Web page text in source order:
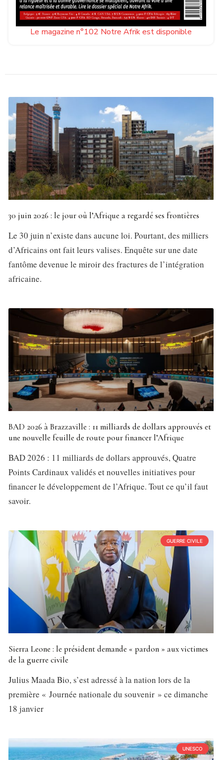
Le magazine n°102 Notre Afrik est disponible
30 juin 2026 : le jour où l’Afrique a regardé ses frontières
Le 30 juin n’existe dans aucune loi. Pourtant, des milliers
d’Africains ont fait leurs valises. Enquête sur une date
fantôme devenue le miroir des fractures de l’intégration
africaine.
BAD 2026 à Brazzaville : 11 milliards de dollars approuvés et
une nouvelle feuille de route pour financer l’Afrique
BAD 2026 : 11 milliards de dollars approuvés, Quatre
Points Cardinaux validés et nouvelles initiatives pour
financer le développement de l’Afrique. Tout ce qu’il faut
savoir.
GUERRE CIVILE
Sierra Leone : le président demande « pardon » aux victimes
de la guerre civile
Julius Maada Bio, s’est adressé à la nation lors de la
première « Journée nationale du souvenir » ce dimanche
18 janvier
UNESCO